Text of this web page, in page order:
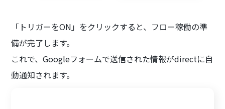
「トリガーをON」をクリックすると、フロー稼働の準
備が完了します。
これで、Googleフォームで送信された情報がdirectに自
動通知されます。